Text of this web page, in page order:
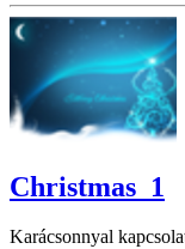
Christmas_1
Karácsonnyal